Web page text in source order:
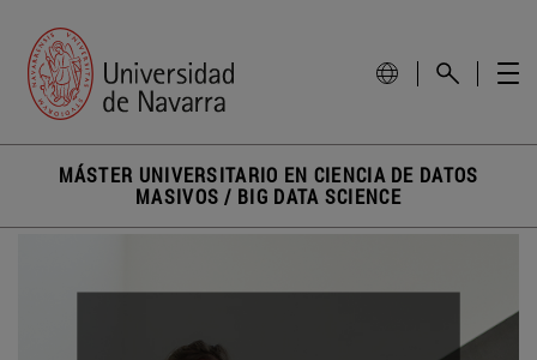
MÁSTER UNIVERSITARIO EN CIENCIA DE DATOS
MASIVOS / BIG DATA SCIENCE